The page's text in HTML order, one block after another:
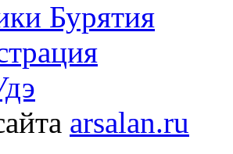
Бурятия
arsalan.ru